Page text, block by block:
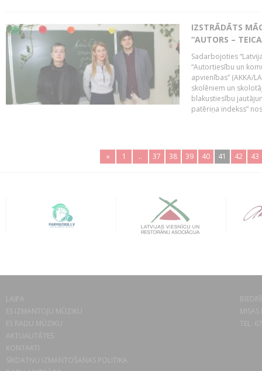
IZSTRĀDĀTS
“AUTORS –
Sadarbojoties
“Autortiesību un
apvienības” (AKKA/
skolēniem un
blakustiesību
patēriņa indekss”
« 1 .. 37 38 39 40 41 42 43
LAIPA
ES IZMANTOJU MŪZIKU
ES RADU MŪZIKU
AKTUALITĀTES
KONTAKTI
SĪKDATŅU IZMANTOŠANAS POLITIKA
TEL.